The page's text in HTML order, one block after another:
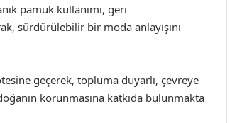
pamuk kullanımı, geri
sürdürülebilir bir moda anlayışını
geçerek, topluma duyarlı, çevreye
korunmasına katkıda bulunmakta